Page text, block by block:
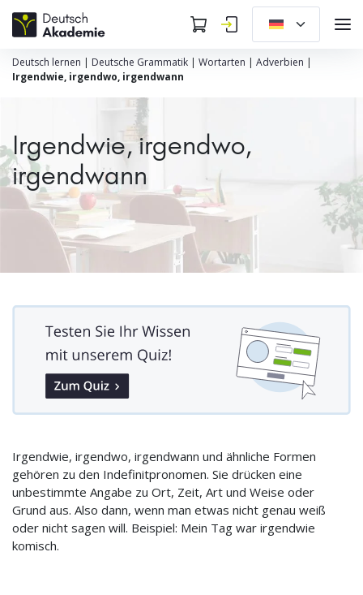
Deutsch lernen | Deutsche Grammatik | Wortarten | Adverbien |
Irgendwie, irgendwo, irgendwann
Irgendwie, irgendwo,
irgendwann
Irgendwie, irgendwo, irgendwann und ähnliche Formen
gehören zu den Indefinitpronomen. Sie drücken eine
unbestimmte Angabe zu Ort, Zeit, Art und Weise oder
Grund aus. Also dann, wenn man etwas nicht genau weiß
oder nicht sagen will. Beispiel: Mein Tag war irgendwie
komisch.